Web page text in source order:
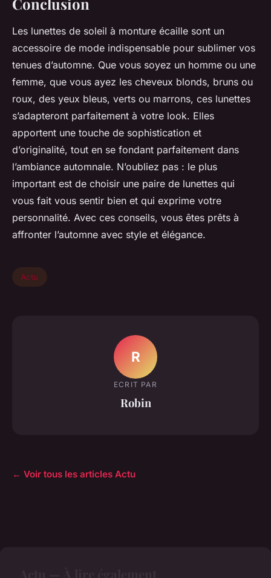
Les lunettes de soleil à monture écaille sont un
accessoire de mode indispensable pour sublimer vos
tenues d’automne. Que vous soyez un homme ou une
femme, que vous ayez les cheveux blonds, bruns ou
roux, des yeux bleus, verts ou marrons, ces lunettes
s’adapteront parfaitement à votre look. Elles
apportent une touche de sophistication et
d’originalité, tout en se fondant parfaitement dans
l’ambiance automnale. N’oubliez pas : le plus
important est de choisir une paire de lunettes qui
vous fait vous sentir bien et qui exprime votre
personnalité. Avec ces conseils, vous êtes prêts à
affronter l’automne avec style et élégance.
Actu
R
ECRIT PAR
Robin
← Voir tous les articles Actu